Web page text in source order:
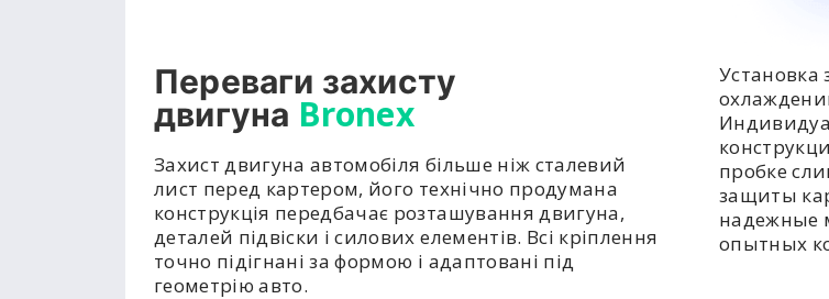
Переваги захисту
двигуна Bronex
Захист двигуна автомобіля більше ніж сталевий
лист перед картером, його технічно продумана
конструкція передбачає розташування двигуна,
деталей підвіски і силових елементів. Всі кріплення
точно підігнані за формою і адаптовані під
геометрію авто.
Установка
пробке
защиты
надежные
опытных